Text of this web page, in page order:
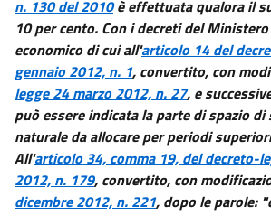
n. 130 del 2010è effettuata qualora il
10 per cento. Con i decreti del
economico di cui all'articolo 14 del
gennaio 2012, n. 1, convertito, con
legge 24 marzo 2012, n. 27, e
può essere indicata la parte di spazio
naturale da allocare per periodi
All'articolo 34, comma 19, del decreto-
2012, n. 179, convertito, con
dicembre 2012, n. 221, dopo le parole: